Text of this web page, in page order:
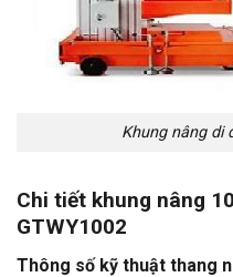
Khung nâng di
Chi tiết khung nâng
GTWY1002
Thông số kỹ thuật thang